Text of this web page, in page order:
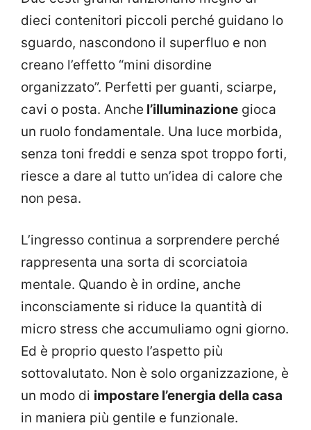
dieci contenitori piccoli perché guidano lo
sguardo, nascondono il superfluo e non
creano l’effetto “mini disordine
organizzato”. Perfetti per guanti, sciarpe,
cavi o posta. Anche l’illuminazione gioca
un ruolo fondamentale. Una luce morbida,
senza toni freddi e senza spot troppo forti,
riesce a dare al tutto un’idea di calore che
non pesa.
L’ingresso continua a sorprendere perché
rappresenta una sorta di scorciatoia
mentale. Quando è in ordine, anche
inconsciamente si riduce la quantità di
micro stress che accumuliamo ogni giorno.
Ed è proprio questo l’aspetto più
sottovalutato. Non è solo organizzazione, è
un modo di impostare l’energia della casa
in maniera più gentile e funzionale.